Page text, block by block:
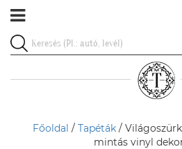
Főoldal / Tapéták/
mintás vinyl